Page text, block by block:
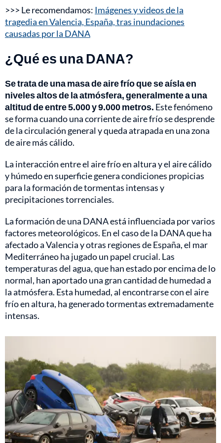
>>> Le recomendamos: Imágenes y videos de la
tragedia en Valencia, España, tras inundaciones
causadas por la DANA
¿Qué es una DANA?
Se trata de una masa de aire frío que se aísla en
niveles altos de la atmósfera, generalmente a una
altitud de entre 5.000 y 9.000 metros. Este fenómeno
se forma cuando una corriente de aire frío se desprende
de la circulación general y queda atrapada en una zona
de aire más cálido.
La interacción entre el aire frío en altura y el aire cálido
y húmedo en superficie genera condiciones propicias
para la formación de tormentas intensas y
precipitaciones torrenciales.
La formación de una DANA está influenciada por varios
factores meteorológicos. En el caso de la DANA que ha
afectado a Valencia y otras regiones de España, el mar
Mediterráneo ha jugado un papel crucial. Las
temperaturas del agua, que han estado por encima de lo
normal, han aportado una gran cantidad de humedad a
la atmósfera. Esta humedad, al encontrarse con el aire
frío en altura, ha generado tormentas extremadamente
intensas.